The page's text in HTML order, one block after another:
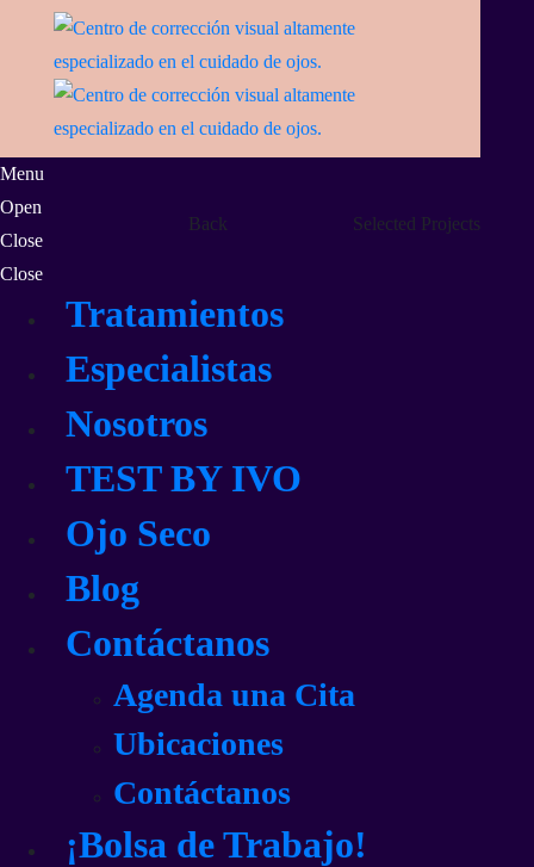
Menu
Open
Close
Close
Back Selected Projects
Tratamientos
Especialistas
Nosotros
TEST BY IVO
Ojo Seco
Blog
Contáctanos
Agenda una Cita
Ubicaciones
Contáctanos
¡Bolsa de Trabajo!